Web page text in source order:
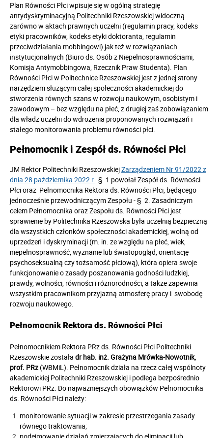
Plan Równości Płci wpisuje się w ogólną strategię
antydyskryminacyjną Politechniki Rzeszowskiej widoczną
zarówno w aktach prawnych uczelni (regulamin pracy, kodeks
etyki pracowników, kodeks etyki doktoranta, regulamin
przeciwdziałania mobbingowi) jak też w rozwiązaniach
instytucjonalnych (Biuro ds. Osób z Niepełnosprawnościami,
Komisja Antymobbingowa, Rzecznik Praw Studenta). Plan
Równości Płci w Politechnice Rzeszowskiej jest z jednej strony
narzędziem służącym całej społeczności akademickiej do
stworzenia równych szans w rozwoju naukowym, osobistym i
zawodowym – bez względu na płeć, z drugiej zaś zobowiązaniem
dla władz uczelni do wdrożenia proponowanych rozwiązań i
stałego monitorowania problemu równości płci.
Pełnomocnik i Zespół ds. Równości Płci
JM Rektor Politechniki RzeszowskiejZarządzeniem Nr 91/2022 z
dnia 28 października 2022 r. § 1 powołał Zespół ds. Równości
Płci oraz Pełnomocnika Rektora ds. Równości Płci, będącego
jednocześnie przewodniczącym Zespołu - § 2. Zasadniczym
celem Pełnomocnika oraz Zespołu ds. Równości Płci jest
sprawienie by Politechnika Rzeszowska była uczelnią bezpieczną
dla wszystkich członków społeczności akademickiej, wolną od
uprzedzeń i dyskryminacji (m. in. ze względu na płeć, wiek,
niepełnosprawność, wyznanie lub światopogląd, orientację
psychoseksualną czy tożsamość płciową), która opiera swoje
funkcjonowanie o zasady poszanowania godności ludzkiej,
prawdy, wolności, równości i różnorodności, a także zapewnia
wszystkim pracownikom przyjazną atmosferę pracy i swobodę
rozwoju naukowego.
Pełnomocnik Rektora ds. Równości Płci
Pełnomocnikiem Rektora PRz ds. Równości Płci Politechniki
Rzeszowskie została dr hab. inż. Grażyna Mrówka-Nowotnik,
prof. PRz (WBMiL). Pełnomocnik działa na rzecz całej wspólnoty
akademickiej Politechniki Rzeszowskiej i podlega bezpośrednio
Rektorowi PRz. Do najważniejszych obowiązków Pełnomocnika
ds. Równości Płci należy:
monitorowanie sytuacji w zakresie przestrzegania zasady
równego traktowania;